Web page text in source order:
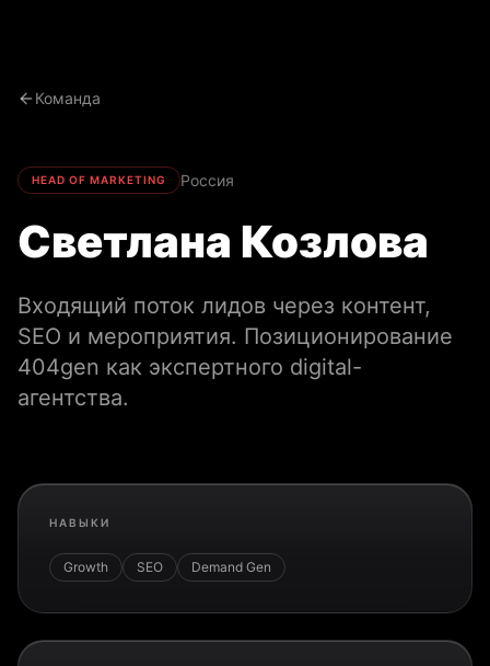
Команда
HEAD OF MARKETING Россия
Светлана Козлова
Входящий поток лидов через контент,
SEO и мероприятия. Позиционирование
404gen как экспертного digital-
агентства.
НАВЫКИ
Growth SEO Demand Gen